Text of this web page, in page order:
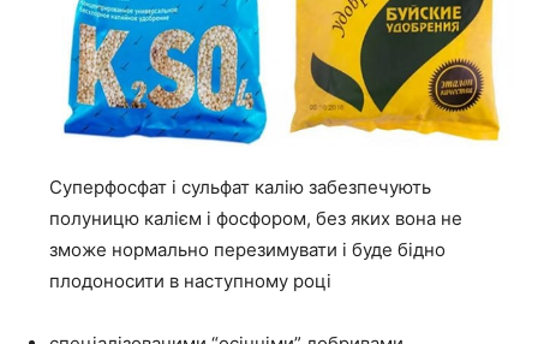
Суперфосфат і сульфат калію забезпечують
полуницю калієм і фосфором, без яких вона не
зможе нормально перезимувати і буде бідно
плодоносити в наступному році